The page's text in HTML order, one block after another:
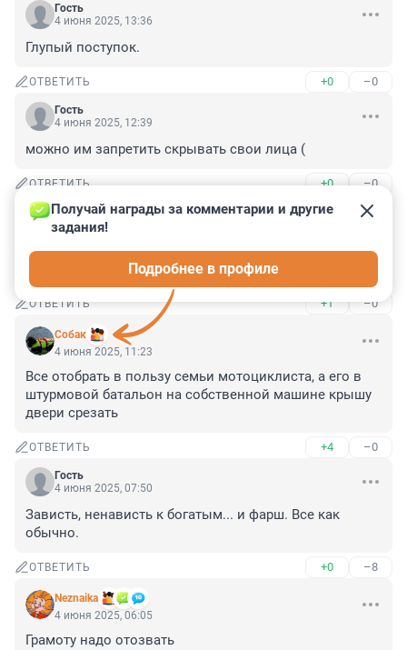
Гость
4 июня 2025, 13:36
Глупый поступок.
ОТВЕТИТЬ +0 –0
Гость
4 июня 2025, 12:39
можно им запретить скрывать свои лица (
ОТВЕТИТЬ +0 –0
Гость
4 июня 2025, 12:07
Год условно. Покупка нового мотика и платная
палата пострадавшему. И это в лучшем случае...
ОТВЕТИТЬ +1 –0
Собак
Получай награды за комментарии и другие
задания!
Подробнее в профиле
4 июня 2025, 11:23
Все отобрать в пользу семьи мотоциклиста, а его в
штурмовой батальон на собственной машине крышу
двери срезать
ОТВЕТИТЬ +4 –0
Гость
4 июня 2025, 07:50
Зависть, ненависть к богатым... и фарш. Все как
обычно.
ОТВЕТИТЬ +0 –8
Neznaika
4 июня 2025, 06:05
Грамоту надо отозвать